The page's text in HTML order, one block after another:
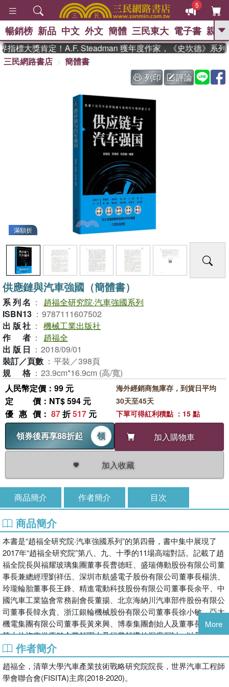
5
GO
The Odyssey 、 父親節 、 如果歷
史是一群喵 、 暑期推薦 、 國際布克
獎 臺灣漫遊錄
登輝時代 、 數學女孩：黎曼猜想
偉大的迷走神經
暢銷榜 新品 中文 外文 簡體 三民東大 電子書 親子
標大獎肯定！A.F. Steadman 獲年度作家，《史坎德》系列帶
三民網路書店
簡體書
列印
評論
滿額折
供應鏈與汽車強國（簡體書）
系列名 ：
趙福全研究院·汽車強國系列
ISBN13 ： 9787111607502
出版社 ： 機械工業出版社
作者 ：
趙福全
出版日 ： 2018/09/01
裝訂／頁數 ： 平裝／398頁
規格 ： 23.9cm*16.9cm (高/寬)
人民幣定價：99 元
定價 ：NT$ 594 元
優惠價 ： 87折517 元
領券後再享88折起
領 加入購物車
加入收藏
海外經銷商無庫存，到貨日平均
30天至45天
下單可得紅利積點 ：15 點
商品簡介 作者簡介 目次
商品簡介
本書是“趙福全研究院·汽車強國系列”的第四冊，書中集中展現了
2017年“趙福全研究院”第八、九、十季的11場高端對話。記載了趙
福全院長與福耀玻璃集團董事長曹德旺、盛瑞傳動股份有限公司董
事長兼總經理劉祥伍、深圳市航盛電子股份有限公司董事長楊洪、
玲瓏輪胎董事長王鋒、精進電動科技股份有限公司董事長余平、中
國汽車工業協會常務副會長董揚、北京海納川汽車部件股份有限公
司董事長韓永貴、浙江銀輪機械股份有限公司董事長徐小敏、亞太
機電集團有限公司董事長黃來興、博泰集團創始人及董事長應宜倫
等十位汽車供應鏈企業領軍人及行業領導的深度探討，以及“從突
破到引領：中國汽車品牌如何更進一步”的顛覆對話，涵蓋了產業
發展、企業戰略、整零協同、技術升級、商業模式等五大主題。本
書適合汽車行業及相關行業的企業管理人員、研究人員閱讀參考。
More
作者簡介
趙福全，清華大學汽車產業技術戰略研究院院長，世界汽車工程師
學會聯合會(FISITA)主席(2018-2020)。